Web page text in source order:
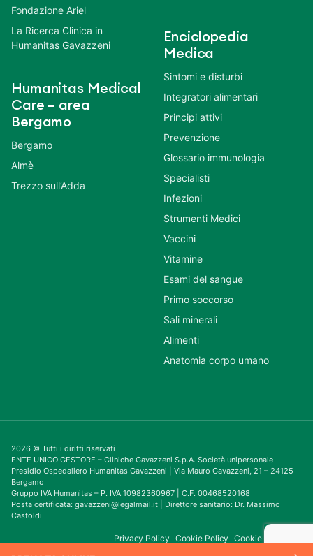
Fondazione Ariel
La Ricerca Clinica in
Humanitas Gavazzeni
Humanitas Medical
Care – area
Bergamo
Bergamo
Almè
Trezzo sull’Adda
Enciclopedia
Medica
Sintomi e disturbi
Integratori alimentari
Principi attivi
Prevenzione
Glossario immunologia
Specialisti
Infezioni
Strumenti Medici
Vaccini
Vitamine
Esami del sangue
Primo soccorso
Sali minerali
Alimenti
Anatomia corpo umano
2026 © Tutti i diritti riservati
ENTE UNICO GESTORE – Cliniche Gavazzeni S.p.A. Società unipersonale
Presidio Ospedaliero Humanitas Gavazzeni | Via Mauro Gavazzeni, 21 – 24125
Bergamo
Gruppo IVA Humanitas – P. IVA 10982360967 | C.F. 00468520168
Posta certificata: gavazzeni@legalmail.it | Direttore sanitario: Dr. Massimo
Castoldi
Privacy Policy Cookie Policy Cookie Consent